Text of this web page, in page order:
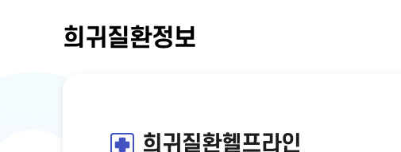
희귀질환정보
희귀질환헬프라인